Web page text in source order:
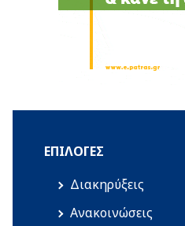
ΕΠΙΛΟΓΈΣ
Διακηρύξεις
Ανακοινώσεις